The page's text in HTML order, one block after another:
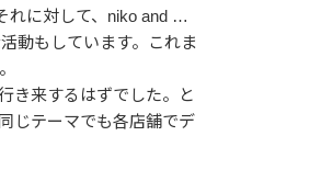
れに対して、niko and …
動もしています。これま
き来するはずでした。と
じテーマでも各店舗でデ